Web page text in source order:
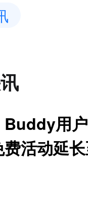
Buddy用
活动延